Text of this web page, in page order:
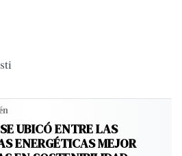
UBICÓ ENTRE LAS
ENERGÉTICAS MEJOR